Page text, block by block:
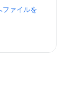
ファイルを